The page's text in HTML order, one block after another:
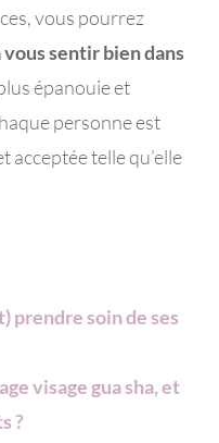
vous pourrez
sentir bien dans
épanouie et
personne est
acceptée telle qu’elle
prendre soin de ses
visage gua sha, et
?